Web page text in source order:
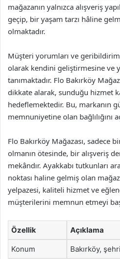
mağazanın yalnızca alışveriş
geçip, bir yaşam tarzı hâline
olmaktadır.
Müşteri yorumları ve
olarak kendini geliştirmesine ve
tanımaktadır. Flo Bakırköy
dikkate alarak, sunduğu hizmet
hedeflemektedir. Bu, markanın
memnuniyetine olan bağlılığını
Flo Bakırköy Mağazası, sadece
olmanın ötesinde, bir alışveriş
mekândır. Ayakkabı tutkunları
noktası haline gelmiş olan
yelpazesi, kaliteli hizmet ve
müşterilerini memnun etmeyi
Özellik Açıklama
Konum Bakırköy,